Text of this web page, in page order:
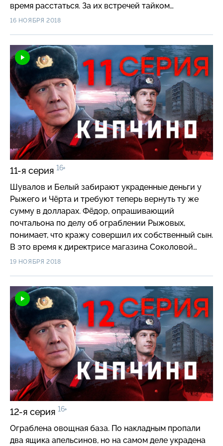
время расстаться. За их встречей тайком
наблюдает Шувалов…
16 НОЯБРЯ 2018
11-я серия 16+
Шувалов и Белый забирают украденные деньги у
Рыжего и Чёрта и требуют теперь вернуть ту же
сумму в долларах. Фёдор, опрашивающий
почтальона по делу об ограблении Рыжовых,
понимает, что кражу совершил их собственный сын.
В это время к директрисе магазина Соколовой
приходит Леван Зурабов с просьбой помочь купить
крупную партию мебели в Тбилиси.
19 НОЯБРЯ 2018
12-я серия 16+
Ограблена овощная база. По накладным пропали
два ящика апельсинов, но на самом деле украдена